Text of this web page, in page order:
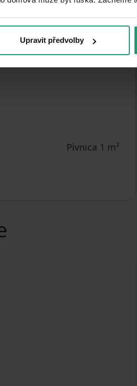
Upravit předvolby
Kompletné
73m²
Pivnica 1 m²